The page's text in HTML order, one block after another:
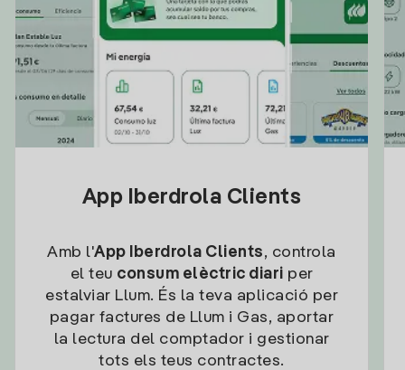
App Iberdrola Clients
Amb l'App Iberdrola Clients, controla
el teu consum elèctric diari per
estalviar Llum. És la teva aplicació per
pagar factures de Llum i Gas, aportar
la lectura del comptador i gestionar
tots els teus contractes.